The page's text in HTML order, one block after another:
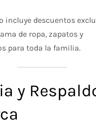
incluye descuentos
de ropa, zapatos y
para toda la familia.
y